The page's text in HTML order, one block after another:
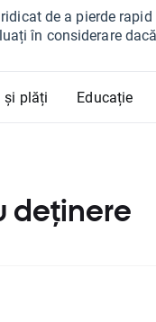
de a pierde
în considerare
și plăți Educație
deținere